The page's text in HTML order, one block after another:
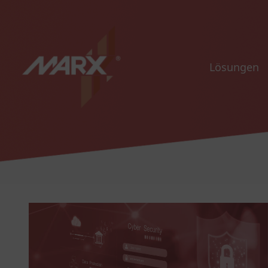
Lösungen
Alles rund um Ihre Software-
Monetarisierung
Software Monetarisierung